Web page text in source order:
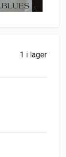
1 i lager